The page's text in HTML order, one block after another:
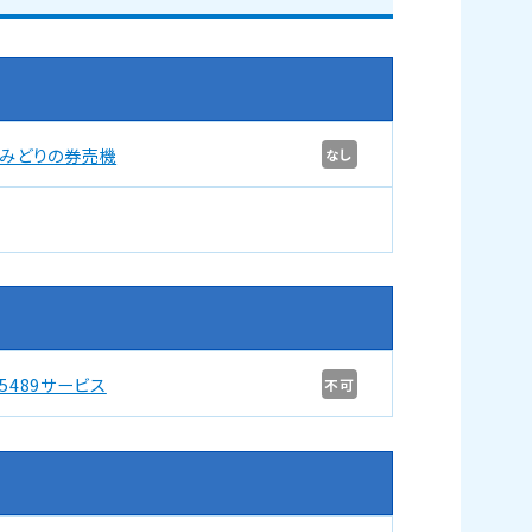
みどりの券売機 なし
5489サービス 不可